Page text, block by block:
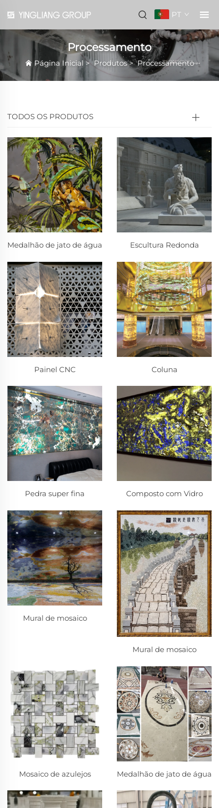
PT
Processamento
Página Inicial >Produtos>Processamento
TODOS OS PRODUTOS
Medalhão de jato de água Escultura Redonda
Painel CNC Coluna
Pedra super fina Composto com Vidro
Mural de mosaico
Mural de mosaico
Mosaico de azulejos Medalhão de jato de água